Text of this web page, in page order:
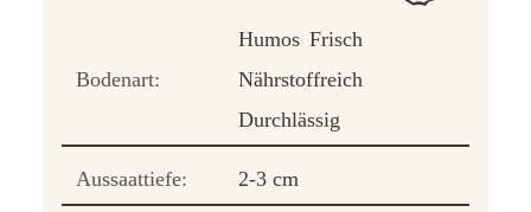
Bodenart:
Humos Frisch
Nährstoffreich
Durchlässig
Aussaattiefe: 2-3 cm